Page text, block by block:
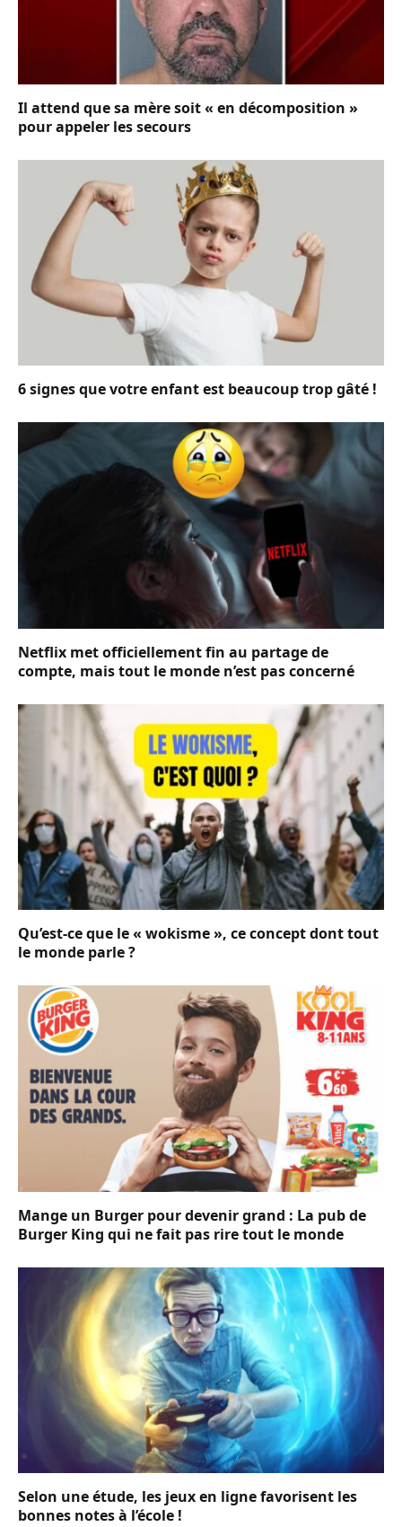
Il attend que sa mère soit « en décomposition »
pour appeler les secours
6 signes que votre enfant est beaucoup trop gâté !
Netflix met officiellement fin au partage de
compte, mais tout le monde n’est pas concerné
Qu’est-ce que le « wokisme », ce concept dont tout
le monde parle ?
Mange un Burger pour devenir grand : La pub de
Burger King qui ne fait pas rire tout le monde
Selon une étude, les jeux en ligne favorisent les
bonnes notes à l’école !